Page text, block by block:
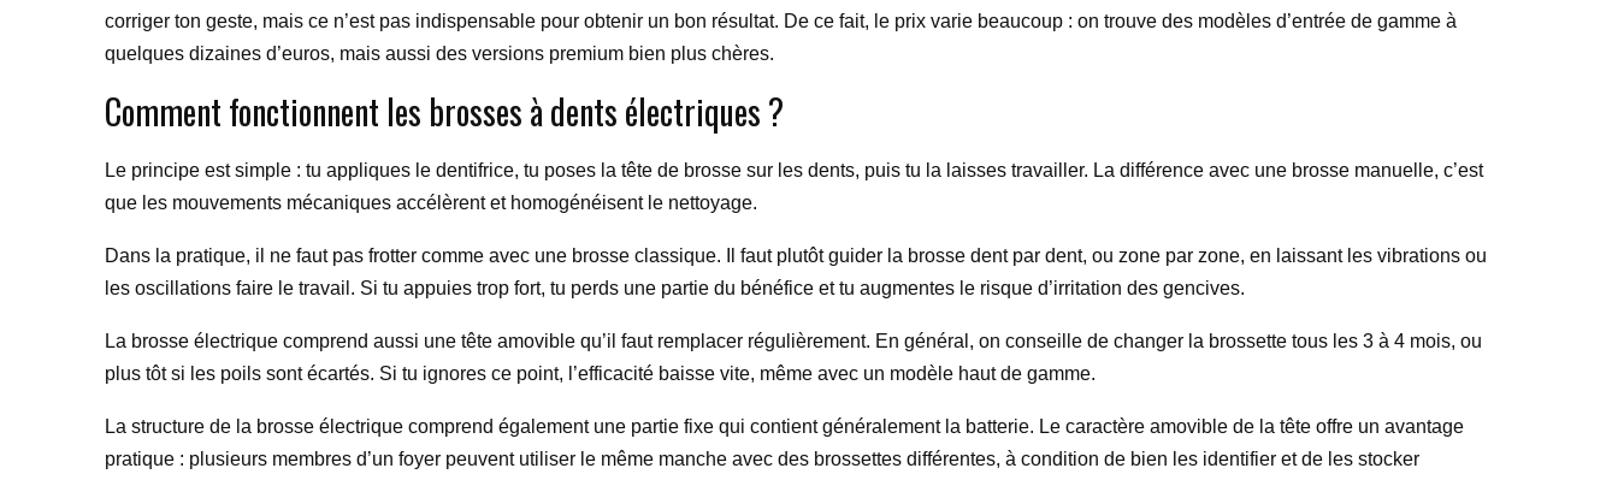
corriger ton geste, mais ce n’est pas indispensable pour obtenir un bon résultat. De ce fait, le prix varie beaucoup : on trouve des modèles d’entrée de gamme à
quelques dizaines d’euros, mais aussi des versions premium bien plus chères.
Comment fonctionnent les brosses à dents électriques ?
Le principe est simple : tu appliques le dentifrice, tu poses la tête de brosse sur les dents, puis tu la laisses travailler. La différence avec une brosse manuelle, c’est
que les mouvements mécaniques accélèrent et homogénéisent le nettoyage.
Dans la pratique, il ne faut pas frotter comme avec une brosse classique. Il faut plutôt guider la brosse dent par dent, ou zone par zone, en laissant les vibrations ou
les oscillations faire le travail. Si tu appuies trop fort, tu perds une partie du bénéfice et tu augmentes le risque d’irritation des gencives.
La brosse électrique comprend aussi une tête amovible qu’il faut remplacer régulièrement. En général, on conseille de changer la brossette tous les 3 à 4 mois, ou
plus tôt si les poils sont écartés. Si tu ignores ce point, l’efficacité baisse vite, même avec un modèle haut de gamme.
La structure de la brosse électrique comprend également une partie fixe qui contient généralement la batterie. Le caractère amovible de la tête offre un avantage
pratique : plusieurs membres d’un foyer peuvent utiliser le même manche avec des brossettes différentes, à condition de bien les identifier et de les stocker